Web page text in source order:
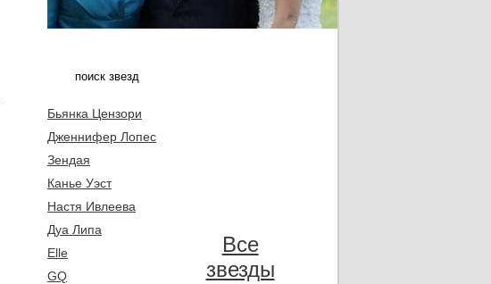
Бьянка Цензори
Дженнифер Лопес
Зендая
Канье Уэст
Настя Ивлеева
Дуа Липа
Elle
GQ
Все
звезды